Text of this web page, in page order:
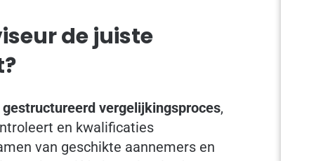
de juiste
gestructureerd vergelijkingsproces,
en kwalificaties
van geschikte aannemers en